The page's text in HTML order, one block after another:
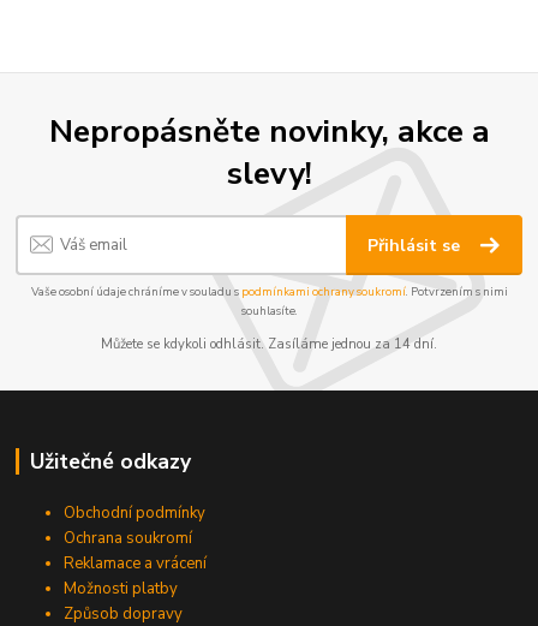
Nepropásněte novinky, akce a
slevy!
Přihlásit se
Vaše osobní údaje chráníme v souladu s podmínkami ochrany soukromí. Potvrzením s nimi
souhlasíte.
Můžete se kdykoli odhlásit. Zasíláme jednou za 14 dní.
Užitečné odkazy
Obchodní podmínky
Ochrana soukromí
Reklamace a vrácení
Možnosti platby
Způsob dopravy